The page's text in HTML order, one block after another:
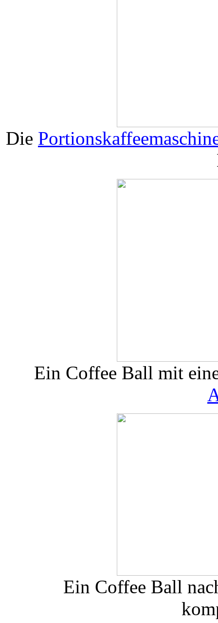
Die
Ein Coffee Ball mit
Ein Coffee Ball